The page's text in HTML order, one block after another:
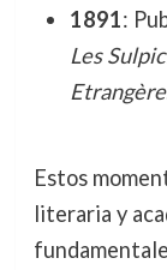
1891:
Les
Estos
literaria y